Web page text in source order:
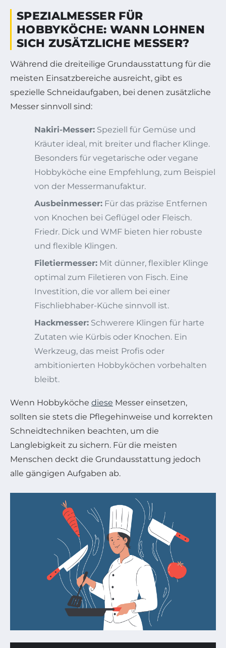
SPEZIALMESSER FÜR
HOBBYKÖCHE: WANN LOHNEN
SICH ZUSÄTZLICHE MESSER?
Während die dreiteilige Grundausstattung für die
meisten Einsatzbereiche ausreicht, gibt es
spezielle Schneidaufgaben, bei denen zusätzliche
Messer sinnvoll sind:
Nakiri-Messer: Speziell für Gemüse und
Kräuter ideal, mit breiter und flacher Klinge.
Besonders für vegetarische oder vegane
Hobbyköche eine Empfehlung, zum Beispiel
von der Messermanufaktur.
Ausbeinmesser: Für das präzise Entfernen
von Knochen bei Geflügel oder Fleisch.
Friedr. Dick und WMF bieten hier robuste
und flexible Klingen.
Filetiermesser: Mit dünner, flexibler Klinge
optimal zum Filetieren von Fisch. Eine
Investition, die vor allem bei einer
Fischliebhaber-Küche sinnvoll ist.
Hackmesser: Schwerere Klingen für harte
Zutaten wie Kürbis oder Knochen. Ein
Werkzeug, das meist Profis oder
ambitionierten Hobbyköchen vorbehalten
bleibt.
Wenn Hobbyköche diese Messer einsetzen,
sollten sie stets die Pflegehinweise und korrekten
Schneidtechniken beachten, um die
Langlebigkeit zu sichern. Für die meisten
Menschen deckt die Grundausstattung jedoch
alle gängigen Aufgaben ab.